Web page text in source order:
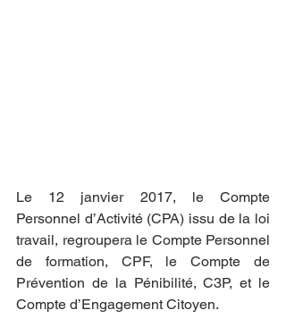
Le 12 janvier 2017, le Compte
Personnel d’Activité (CPA) issu de la loi
travail, regroupera le Compte Personnel
de formation, CPF, le Compte de
Prévention de la Pénibilité, C3P, et le
Compte d’Engagement Citoyen.